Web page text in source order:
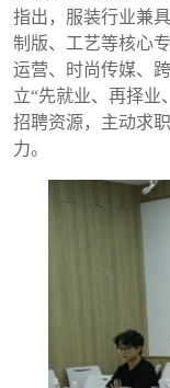
指出，服装行业兼
制版、工艺等核心
运营、时尚传媒、
立“先就业、再择业
招聘资源，主动求
力。